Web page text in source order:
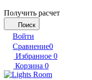
Получить расчет
Поиск
Войти
Сравнение0
Избранное 0
Корзина 0